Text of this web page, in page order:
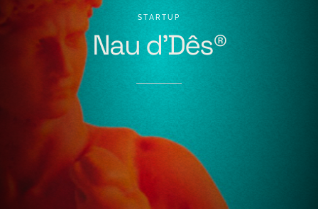
STARTUP
Nau d’Dês®